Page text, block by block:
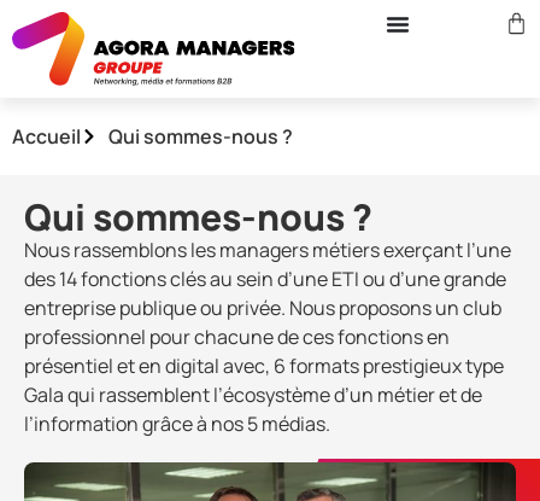
Accueil Qui sommes-nous ?
Qui sommes-nous ?
Nous rassemblons les managers métiers exerçant l’une
des 14 fonctions clés au sein d’une ETI ou d’une grande
entreprise publique ou privée. Nous proposons un club
professionnel pour chacune de ces fonctions en
présentiel et en digital avec, 6 formats prestigieux type
Gala qui rassemblent l’écosystème d’un métier et de
l’information grâce à nos 5 médias.